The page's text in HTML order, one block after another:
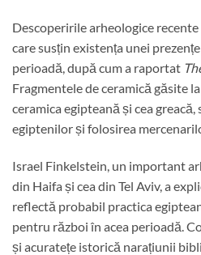
Descoperirile arheologice
care susțin existența unei
perioadă, după cum a raportat
Fragmentele de ceramică găsite
ceramica egipteană și cea
egiptenilor și folosirea
Israel Finkelstein, un important
din Haifa și cea din Tel Aviv, a
reflectă probabil practica
pentru război în acea perioadă.
și acuratețe istorică narațiunii